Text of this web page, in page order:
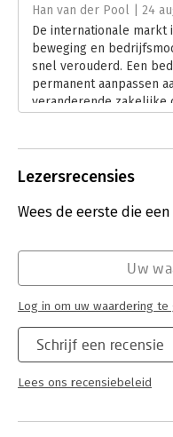
Hoofdrubriek:
Han van der Pool | 24
De internationale markt
beweging en
snel verouderd. Een
permanent aanpassen
veranderende zakelijke
Lezersrecensies
Wees de eerste die
Schrijf een recensie
Lees ons recensiebeleid
Uw
Log in om uw waardering te